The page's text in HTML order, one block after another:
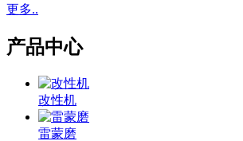
更多..
产品中心
改性机
雷蒙磨